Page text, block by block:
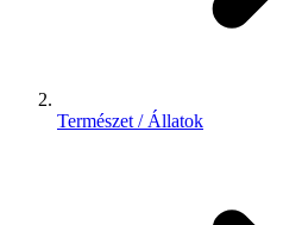
Természet / Állatok